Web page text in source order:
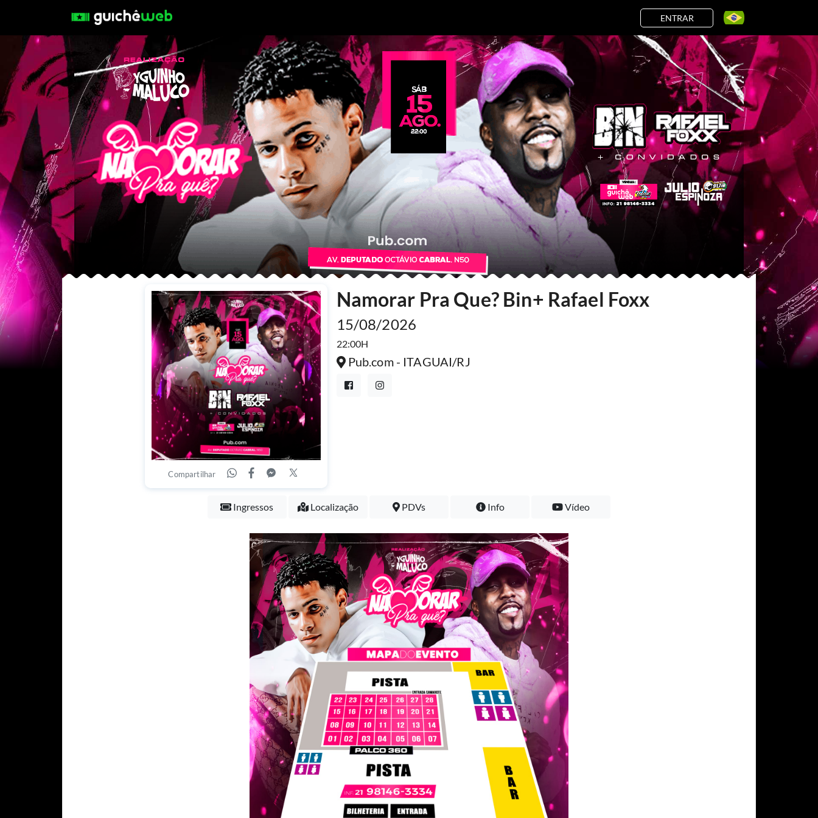
ENTRAR
Compartilhar
Namorar Pra Que? Bin+ Rafael Foxx
15/08/2026
22:00H
Pub.com - ITAGUAI/RJ
Ingressos Localização PDVs Info Vídeo